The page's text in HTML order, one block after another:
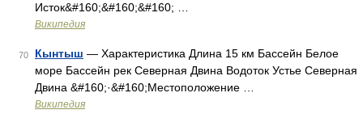
Исток&#160;&#160;&#160; …
Википедия
70 Кынтыш — Характеристика Длина 15 км Бассейн Белое
море Бассейн рек Северная Двина Водоток Устье Северная
Двина &#160;·&#160;Местоположение …
Википедия